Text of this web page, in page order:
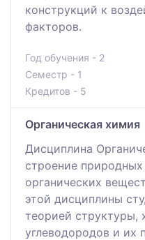
конструкций к
факторов.
Год обучения - 2
Семестр - 1
Кредитов - 5
Органическая химия
Дисциплина
строение
органических
этой дисциплины
теорией структуры,
углеводородов и их